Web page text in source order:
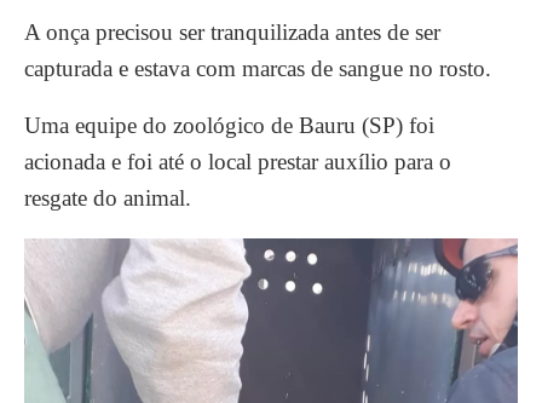
A onça precisou ser tranquilizada antes de ser
capturada e estava com marcas de sangue no rosto.
Uma equipe do zoológico de Bauru (SP) foi
acionada e foi até o local prestar auxílio para o
resgate do animal.